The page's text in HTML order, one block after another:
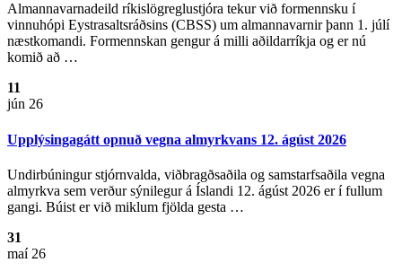
Almannavarnadeild ríkislögreglustjóra tekur við formennsku í
vinnuhópi Eystrasaltsráðsins (CBSS) um almannavarnir þann 1. júlí
næstkomandi. Formennskan gengur á milli aðildarríkja og er nú
komið að …
11
jún 26
Upplýsingagátt opnuð vegna almyrkvans 12. ágúst 2026
Undirbúningur stjórnvalda, viðbragðsaðila og samstarfsaðila vegna
almyrkva sem verður sýnilegur á Íslandi 12. ágúst 2026 er í fullum
gangi. Búist er við miklum fjölda gesta …
31
maí 26